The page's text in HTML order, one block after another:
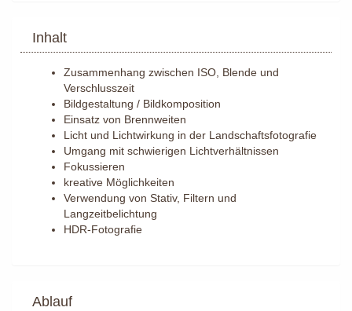
Inhalt
Zusammenhang zwischen ISO, Blende und
Verschlusszeit
Bildgestaltung / Bildkomposition
Einsatz von Brennweiten
Licht und Lichtwirkung in der Landschaftsfotografie
Umgang mit schwierigen Lichtverhältnissen
Fokussieren
kreative Möglichkeiten
Verwendung von Stativ, Filtern und
Langzeitbelichtung
HDR-Fotografie
Ablauf